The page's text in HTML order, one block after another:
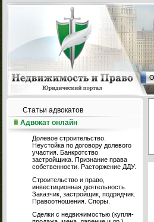
О
Статьи адвокатов
Адвокат онлайн
Долевое строительство.
Неустойка по договору долевого
участия. Банкротство
застройщика. Признание права
собственности. Расторжение ДДУ.
Строительство и право,
инвестиционная деятельность.
Заказчик, застройщик, подрядчик.
Правоотношения. Споры.
Сделки с недвижимостью (купля-